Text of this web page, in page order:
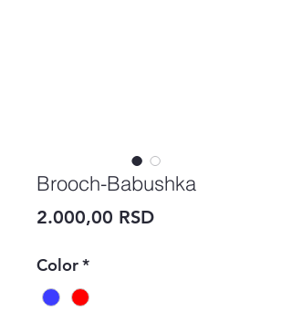
Brooch-Babushka
2.000,00 RSDPrice
Color*